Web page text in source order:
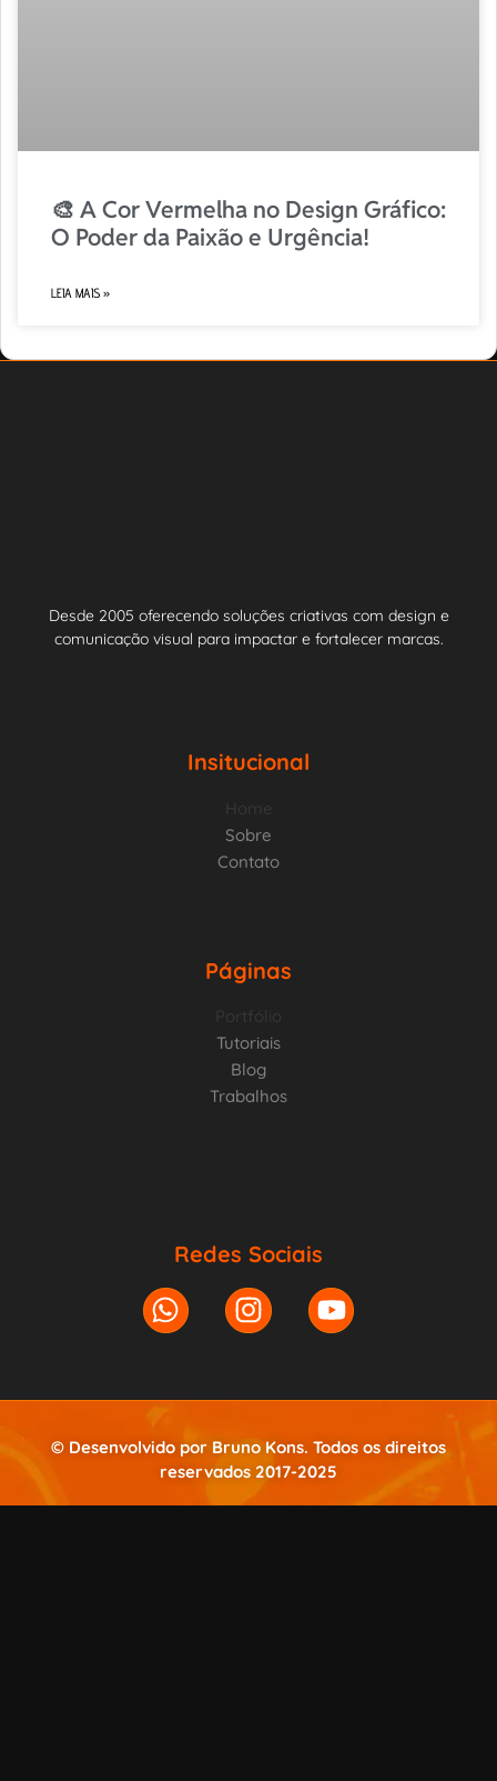
🎨 A Cor Vermelha no Design Gráfico:
O Poder da Paixão e Urgência!
LEIA MAIS »
Desde 2005 oferecendo soluções criativas com design e
comunicação visual para impactar e fortalecer marcas.
Insitucional
Sobre
Contato
Páginas
Tutoriais
Blog
Trabalhos
Redes Sociais
© Desenvolvido por Bruno Kons. Todos os direitos
reservados 2017-2025